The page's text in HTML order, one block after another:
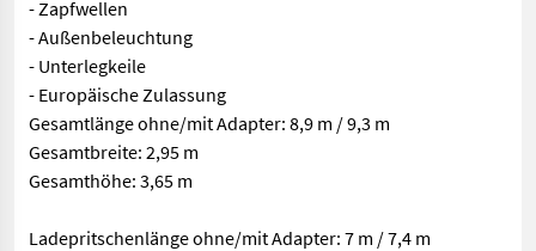
- Zapfwellen
- Außenbeleuchtung
- Unterlegkeile
- Europäische Zulassung
Gesamtlänge ohne/mit Adapter: 8,9 m / 9,3 m
Gesamtbreite: 2,95 m
Gesamthöhe: 3,65 m
Ladepritschenlänge ohne/mit Adapter: 7 m / 7,4 m